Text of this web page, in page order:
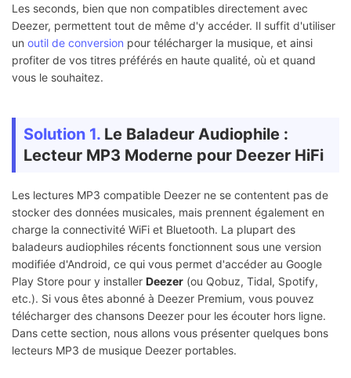
Les seconds, bien que non compatibles directement avec
Deezer, permettent tout de même d'y accéder. Il suffit d'utiliser
un outil de conversion pour télécharger la musique, et ainsi
profiter de vos titres préférés en haute qualité, où et quand
vous le souhaitez.
Solution 1. Le Baladeur Audiophile :
Lecteur MP3 Moderne pour Deezer HiFi
Les lectures MP3 compatible Deezer ne se contentent pas de
stocker des données musicales, mais prennent également en
charge la connectivité WiFi et Bluetooth. La plupart des
baladeurs audiophiles récents fonctionnent sous une version
modifiée d'Android, ce qui vous permet d'accéder au Google
Play Store pour y installer Deezer (ou Qobuz, Tidal, Spotify,
etc.). Si vous êtes abonné à Deezer Premium, vous pouvez
télécharger des chansons Deezer pour les écouter hors ligne.
Dans cette section, nous allons vous présenter quelques bons
lecteurs MP3 de musique Deezer portables.